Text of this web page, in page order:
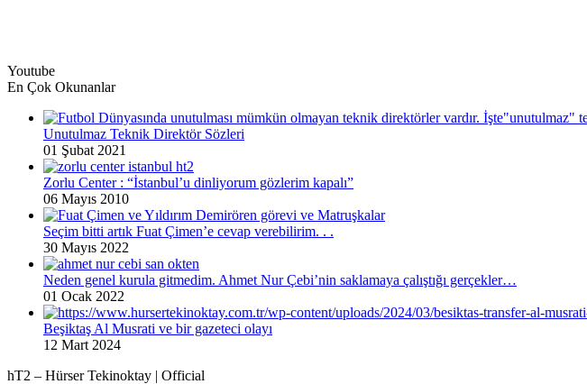
Youtube
En Çok Okunanlar
Unutulmaz Teknik Direktör Sözleri
01 Şubat 2021
Zorlu Center : “İstanbul’u dinliyorum gözlerim kapalı”
06 Mayıs 2010
Seçim bitti artık Fuat Çimen’e cevap verebilirim. . .
30 Mayıs 2022
Neden genel kurula gitmedim. Ahmet Nur Çebi’nin saklamaya çalıştığı gerçekler…
01 Ocak 2022
Beşiktaş Al Musrati ve bir gazeteci olayı
12 Mart 2024
hT2 – Hürser Tekinoktay | Official